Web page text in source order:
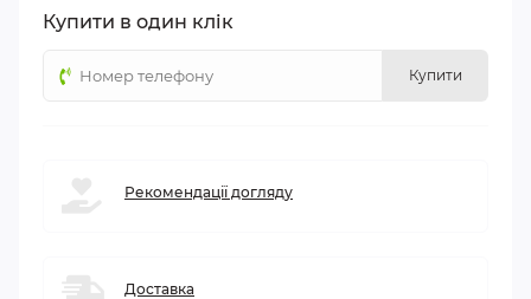
Купити в один клік
Купити
Рекомендації догляду
Доставка